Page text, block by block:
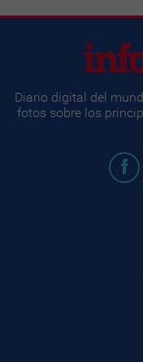
Diario digital del
fotos sobre los